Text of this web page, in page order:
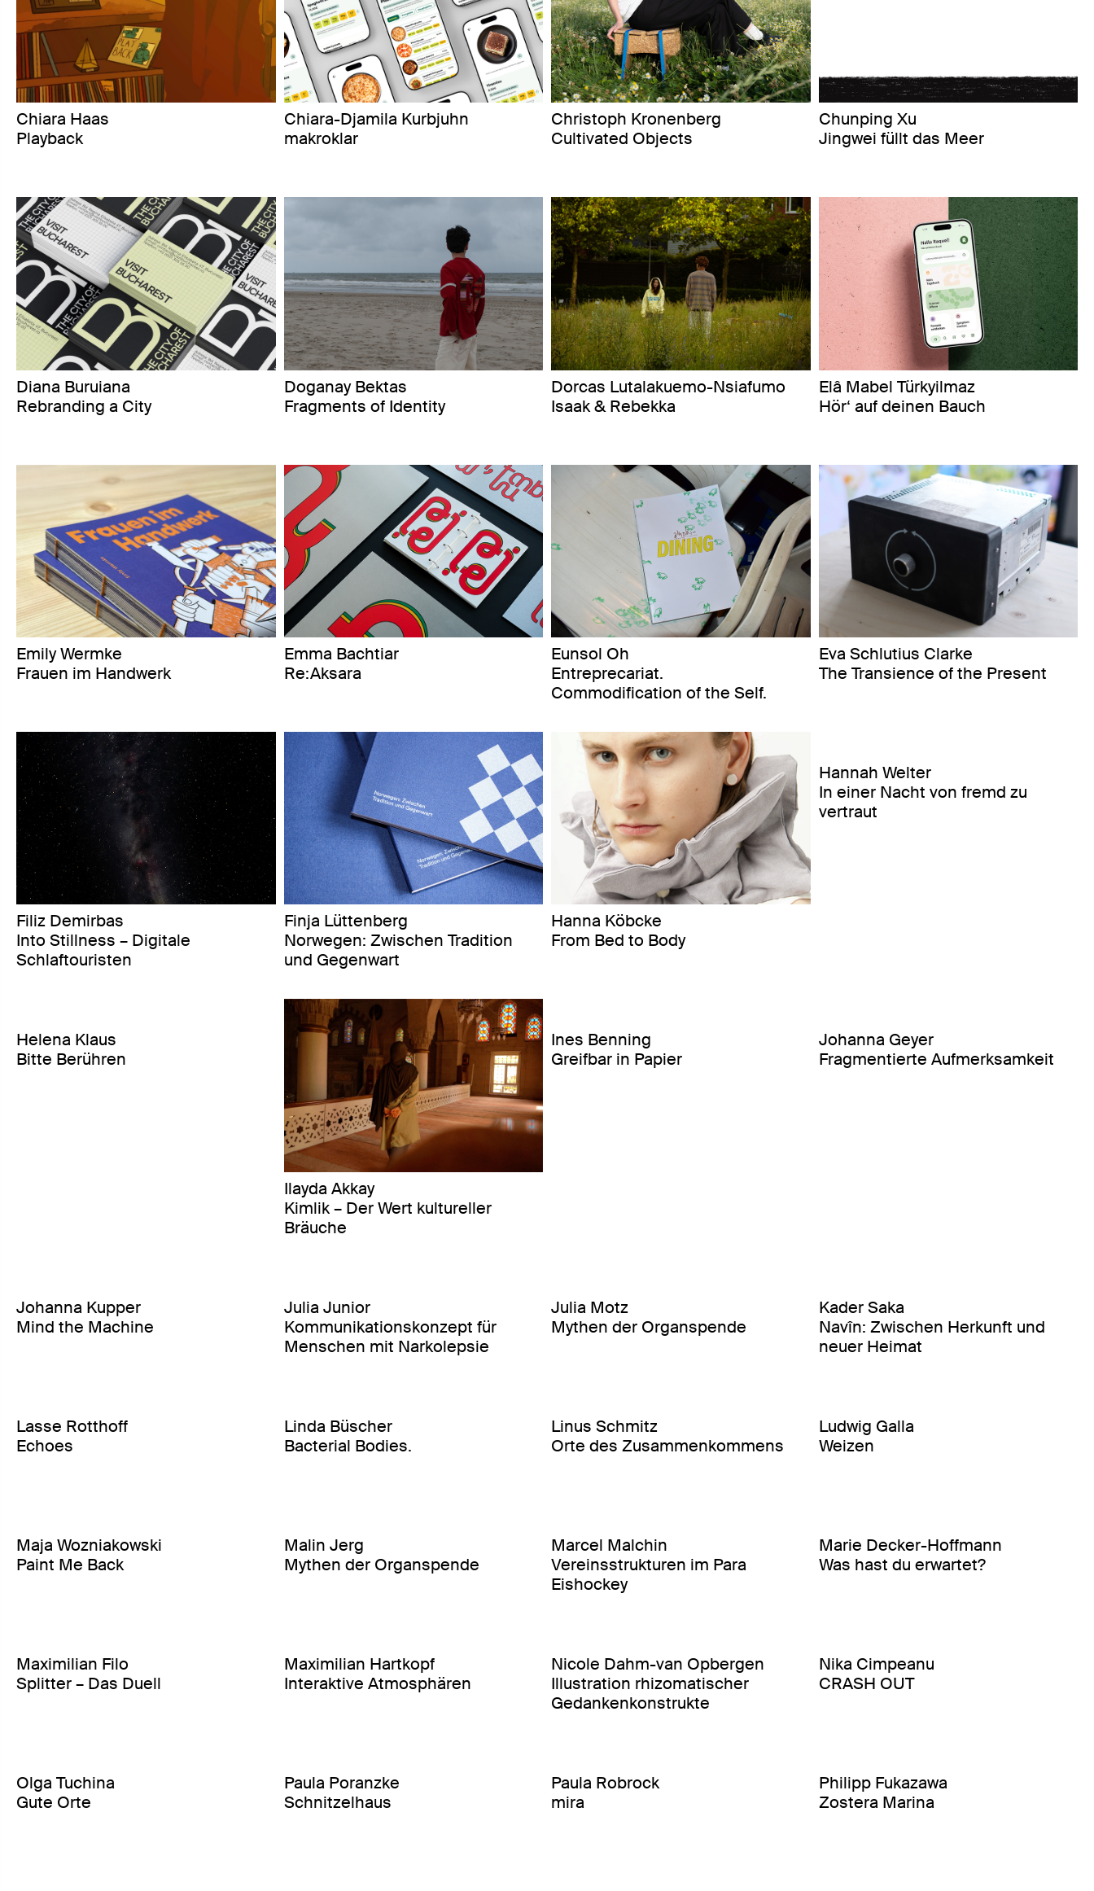
Chiara Haas
Playback
Chiara-Djamila Kurbjuhn
makroklar
Christoph Kronenberg
Cultivated Objects
Chunping Xu
Jingwei füllt das Meer
Diana Buruiana
Rebranding a City
Doganay Bektas
Fragments of Identity
Dorcas Lutalakuemo-Nsiafumo
Isaak & Rebekka
Elâ Mabel Türkyilmaz
Hör‘ auf deinen Bauch
Emily Wermke
Frauen im Handwerk
Emma Bachtiar
Re:Aksara
Eunsol Oh
Entreprecariat.
Commodification of the Self.
Eva Schlutius Clarke
The Transience of the Present
Filiz Demirbas
Into Stillness – Digitale
Schlaftouristen
Finja Lüttenberg
Norwegen: Zwischen Tradition
und Gegenwart
Hanna Köbcke
From Bed to Body
Hannah Welter
In einer Nacht von fremd zu
vertraut
Helena Klaus
Bitte Berühren
Ilayda Akkay
Kimlik – Der Wert kultureller
Bräuche
Ines Benning
Greifbar in Papier
Johanna Geyer
Fragmentierte Aufmerksamkeit
Johanna Kupper
Mind the Machine
Julia Junior
Kommunikationskonzept für
Menschen mit Narkolepsie
Julia Motz
Mythen der Organspende
Kader Saka
Navîn: Zwischen Herkunft und
neuer Heimat
Lasse Rotthoff
Echoes
Linda Büscher
Bacterial Bodies.
Linus Schmitz
Orte des Zusammenkommens
Ludwig Galla
Weizen
Maja Wozniakowski
Paint Me Back
Malin Jerg
Mythen der Organspende
Marcel Malchin
Vereinsstrukturen im Para
Eishockey
Marie Decker-Hoffmann
Was hast du erwartet?
Maximilian Filo
Splitter – Das Duell
Maximilian Hartkopf
Interaktive Atmosphären
Nicole Dahm-van Opbergen
Illustration rhizomatischer
Gedankenkonstrukte
Nika Cimpeanu
CRASH OUT
Olga Tuchina
Gute Orte
Paula Poranzke
Schnitzelhaus
Paula Robrock
mira
Philipp Fukazawa
Zostera Marina